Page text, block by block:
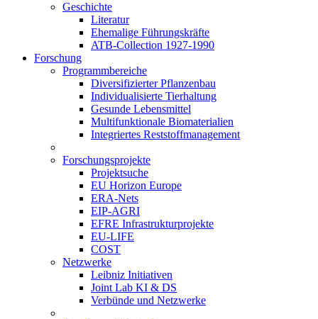
Geschichte
Literatur
Ehemalige Führungskräfte
ATB-Collection 1927-1990
Forschung
Programmbereiche
Diversifizierter Pflanzenbau
Individualisierte Tierhaltung
Gesunde Lebensmittel
Multifunktionale Biomaterialien
Integriertes Reststoffmanagement
Forschungsprojekte
Projektsuche
EU Horizon Europe
ERA-Nets
EIP-AGRI
EFRE Infrastrukturprojekte
EU-LIFE
COST
Netzwerke
Leibniz Initiativen
Joint Lab KI & DS
Verbünde und Netzwerke